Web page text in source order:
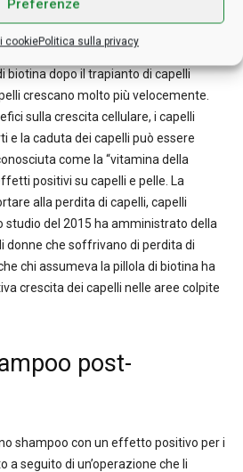
Preferenze
cookiePolitica sulla privacy
spesso consigliata per capelli come
di biotina per almeno 6 mesi dopo il
biotina dopo il trapianto di capelli
crescano molto più velocemente.
sulla crescita cellulare, i capelli
e la caduta dei capelli può essere
come la “vitamina della
positivi su capelli e pelle. La
alla perdita di capelli, capelli
studio del 2015 ha amministrato della
donne che soffrivano di perdita di
chi assumeva la pillola di biotina ha
crescita dei capelli nelle aree colpite
post-
shampoo con un effetto positivo per i
seguito di un’operazione che li